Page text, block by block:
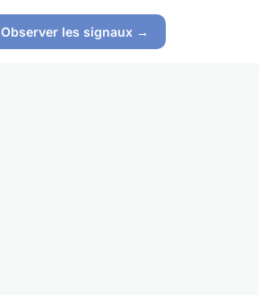
Observer les signaux →